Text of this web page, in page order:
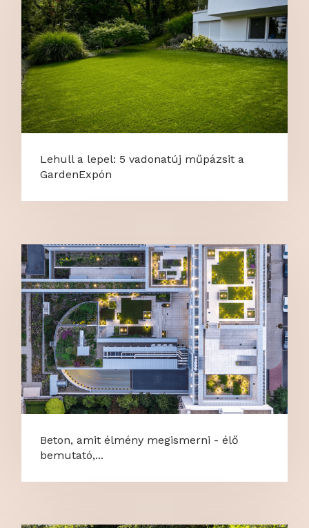
Lehull a lepel: 5 vadonatúj műpázsit a
GardenExpón
Beton, amit élmény megismerni - élő
bemutató,...